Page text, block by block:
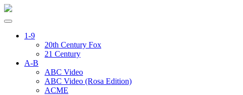
1-9
20th Century Fox
21 Century
A-B
ABC Video
ABC Video (Rosa Edition)
ACME